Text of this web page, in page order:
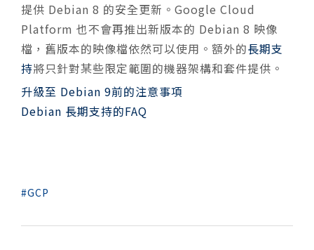
提供 Debian 8 的安全更新。Google Cloud
Platform 也不會再推出新版本的 Debian 8 映像
檔，舊版本的映像檔依然可以使用。額外的長期支
持將只針對某些限定範圍的機器架構和套件提供。
升級至 Debian 9前的注意事項
Debian 長期支持的FAQ
GCP